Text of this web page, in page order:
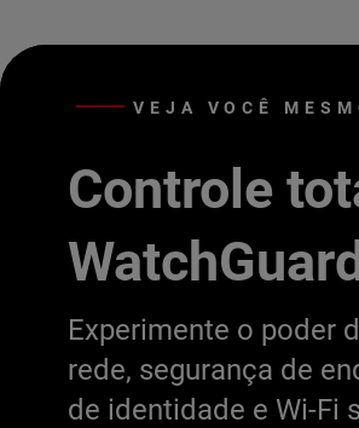
VEJA VOCÊ
Controle
Experimente o poder
rede, segurança de
de identidade e Wi-Fi